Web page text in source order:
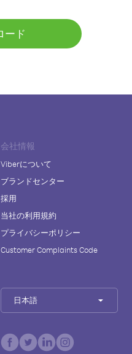
ード
会社情報
Viberについて
ブランドセンター
採用
当社の利用規約
プライバシーポリシー
Customer Complaints Code
日本語